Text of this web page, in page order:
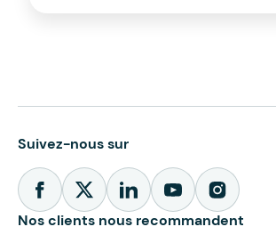
Suivez-nous sur
Nos clients nous recommandent